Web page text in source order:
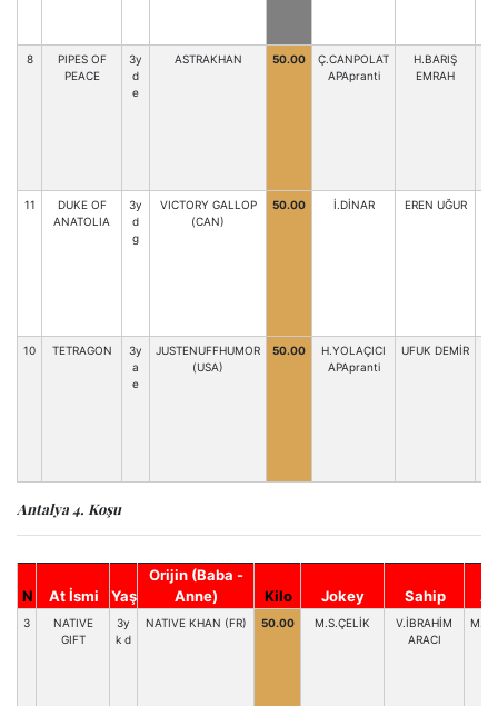
8
PIPES OF
PEACE
3y
d
e
ASTRAKHAN 50.00
Ç.CANPOLAT
APApranti
H.BARIŞ
EMRAH
11
DUKE OF
ANATOLIA
3y
d
g
VICTORY GALLOP
(CAN)
50.00 İ.DİNAR EREN UĞUR
10 TETRAGON
3y
a
e
JUSTENUFFHUMOR
(USA)
50.00
H.YOLAÇICI
APApranti
UFUK DEMİR
Antalya 4. Koşu
N At İsmi Yaş
Orijin (Baba -
Anne)
Kilo Jokey Sahip
3
NATIVE
GIFT
3y
k d
NATIVE KHAN (FR) 50.00 M.S.ÇELİK
V.İBRAHİM
ARACI